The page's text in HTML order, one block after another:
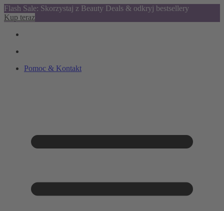
Flash Sale: Skorzystaj z Beauty Deals & odkryj bestsellery
Kup teraz
Pomoc & Kontakt